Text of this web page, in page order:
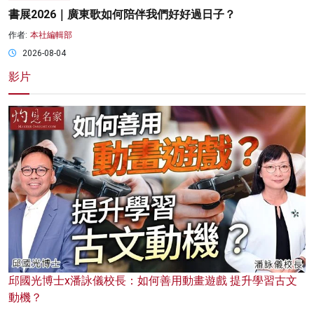
書展2026｜廣東歌如何陪伴我們好好過日子？
作者: 本社編輯部
2026-08-04
影片
邱國光博士x潘詠儀校長：如何善用動畫遊戲 提升學習古文
動機？